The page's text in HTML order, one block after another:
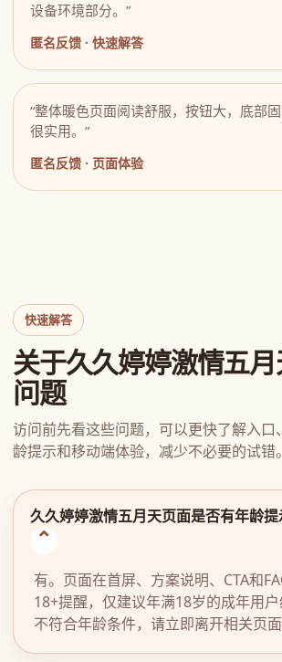
设备环境部分。”
匿名反馈 · 快速解答
“整体暖色页面阅读舒服，按钮大，底部
很实用。”
匿名反馈 · 页面体验
快速解答
关于久久婷婷激情五
问题
访问前先看这些问题，可以更快了解入口
龄提示和移动端体验，减少不必要的试错。
久久婷婷激情五月天页面是否有年龄提
有。页面在首屏、方案说明、CTA和
18+提醒，仅建议年满18岁的成年用
不符合年龄条件，请立即离开相关页面